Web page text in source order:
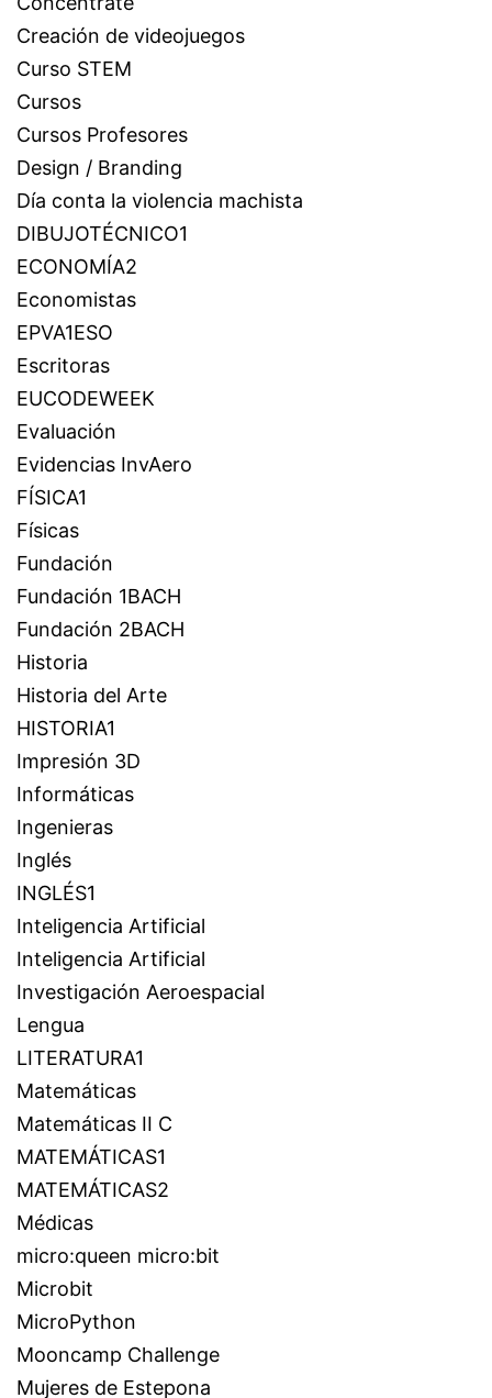
Creación de videojuegos
Curso STEM
Cursos
Cursos Profesores
Design / Branding
Día conta la violencia machista
DIBUJOTÉCNICO1
ECONOMÍA2
Economistas
EPVA1ESO
Escritoras
EUCODEWEEK
Evaluación
Evidencias InvAero
FÍSICA1
Físicas
Fundación
Fundación 1BACH
Fundación 2BACH
Historia
Historia del Arte
HISTORIA1
Impresión 3D
Informáticas
Ingenieras
Inglés
INGLÉS1
Inteligencia Artificial
Inteligencia Artificial
Investigación Aeroespacial
Lengua
LITERATURA1
Matemáticas
Matemáticas II C
MATEMÁTICAS1
MATEMÁTICAS2
Médicas
micro:queen micro:bit
Microbit
MicroPython
Mooncamp Challenge
Mujeres de Estepona